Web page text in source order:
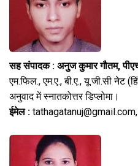
सह संपादक : अनुज कुमार गौतम,
एम.फिल., एम.ए., बी.ए., यू.जी.सी नेट
अनुवाद में स्नातकोत्तर डिप्लोमा।
ईमेल :